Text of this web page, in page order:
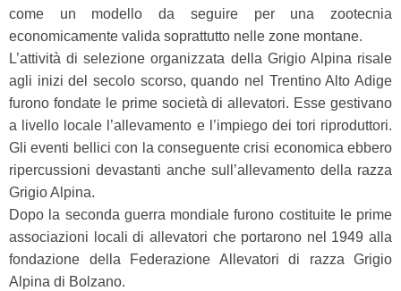
come un modello da seguire per una zootecnia
economicamente valida soprattutto nelle zone montane.
L’attività di selezione organizzata della Grigio Alpina risale
agli inizi del secolo scorso, quando nel Trentino Alto Adige
furono fondate le prime società di allevatori. Esse gestivano
a livello locale l’allevamento e l’impiego dei tori riproduttori.
Gli eventi bellici con la conseguente crisi economica ebbero
ripercussioni devastanti anche sull’allevamento della razza
Grigio Alpina.
Dopo la seconda guerra mondiale furono costituite le prime
associazioni locali di allevatori che portarono nel 1949 alla
fondazione della Federazione Allevatori di razza Grigio
Alpina di Bolzano.